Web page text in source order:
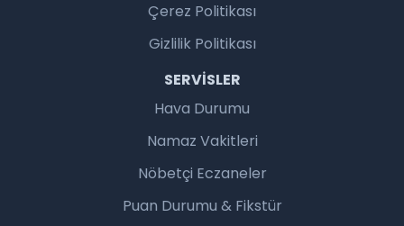
Çerez Politikası
Gizlilik Politikası
SERVISLER
Hava Durumu
Namaz Vakitleri
Nöbetçi Eczaneler
Puan Durumu & Fikstür